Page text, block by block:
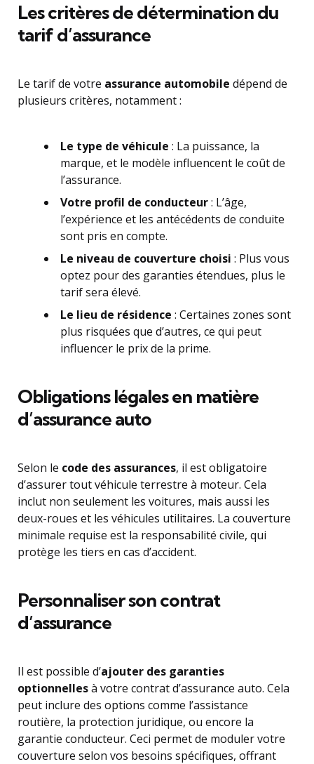
Les critères de détermination du
tarif d’assurance
Le tarif de votre assurance automobile dépend de
plusieurs critères, notamment :
Le type de véhicule : La puissance, la
marque, et le modèle influencent le coût de
l’assurance.
Votre profil de conducteur: L’âge,
l’expérience et les antécédents de conduite
sont pris en compte.
Le niveau de couverture choisi : Plus vous
optez pour des garanties étendues, plus le
tarif sera élevé.
Le lieu de résidence : Certaines zones sont
plus risquées que d’autres, ce qui peut
influencer le prix de la prime.
Obligations légales en matière
d’assurance auto
Selon le code des assurances, il est obligatoire
d’assurer tout véhicule terrestre à moteur. Cela
inclut non seulement les voitures, mais aussi les
deux-roues et les véhicules utilitaires. La couverture
minimale requise est la responsabilité civile, qui
protège les tiers en cas d’accident.
Personnaliser son contrat
d’assurance
Il est possible d’ajouter des garanties
optionnellesà votre contrat d’assurance auto. Cela
peut inclure des options comme l’assistance
routière, la protection juridique, ou encore la
garantie conducteur. Ceci permet de moduler votre
couverture selon vos besoins spécifiques, offrant